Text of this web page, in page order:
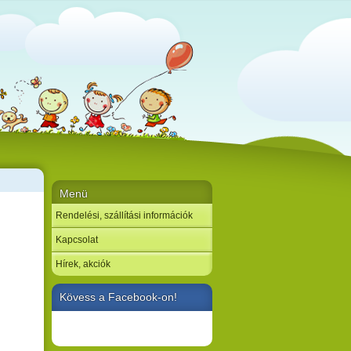
Menü
Rendelési, szállítási információk
Kapcsolat
Hírek, akciók
Kövess a Facebook-on!